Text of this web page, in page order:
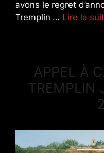
avons le regret
Tremplin … Lire la
APPEL À
TREMPLIN